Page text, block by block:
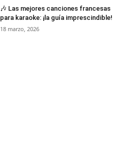
🎶 Las mejores canciones francesas
para karaoke: ¡la guía imprescindible!
18 marzo, 2026